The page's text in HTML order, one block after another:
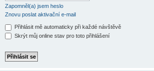
Zapomněl(a) jsem heslo
Znovu poslat aktivační e-mail
Přihlásit mě automaticky při každé návštěvě
Skrýt můj online stav pro toto přihlášení